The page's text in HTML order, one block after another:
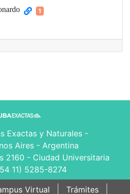
1
Exactas y Naturales -
Aires - Argentina
2160 - Ciudad Universitaria
11) 5285-8274
Virtual Trámites